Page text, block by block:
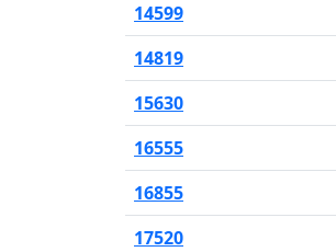
14599
14819
15630
16555
16855
17520